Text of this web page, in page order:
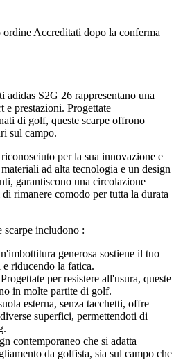
ordine Accreditati dopo la conferma
adidas S2G 26 rappresentano una
e prestazioni. Progettate
di golf, queste scarpe offrono
sul campo.
per la sua innovazione e
ad alta tecnologia e un design
garantiscono una circolazione
rimanere comodo per tutta la durata
scarpe includono :
generosa sostiene il tuo
riducendo la fatica.
Progettate per resistere all'usura, queste
in molte partite di golf.
esterna, senza tacchetti, offre
superfici, permettendoti di
contemporaneo che si adatta
da golfista, sia sul campo che